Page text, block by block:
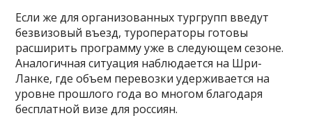
Если же для организованных тургрупп введут
безвизовый въезд, туроператоры готовы
расширить программу уже в следующем сезоне.
Аналогичная ситуация наблюдается на Шри-
Ланке, где объем перевозки удерживается на
уровне прошлого года во многом благодаря
бесплатной визе для россиян.